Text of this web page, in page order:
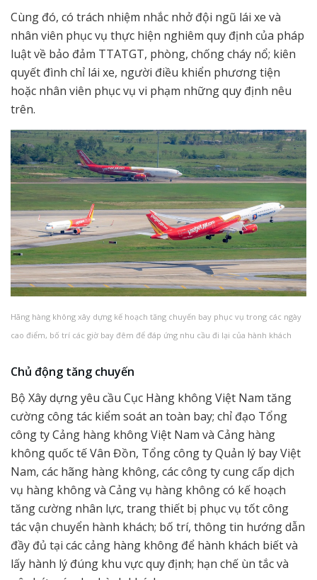
Cùng đó, có trách nhiệm nhắc nhở đội ngũ lái xe và
nhân viên phục vụ thực hiện nghiêm quy định của pháp
luật về bảo đảm TTATGT, phòng, chống cháy nổ; kiên
quyết đình chỉ lái xe, người điều khiển phương tiện
hoặc nhân viên phục vụ vi phạm những quy định nêu
trên.
Hãng hàng không xây dựng kế hoạch tăng chuyến bay phục vụ trong các ngày
cao điểm, bố trí các giờ bay đêm để đáp ứng nhu cầu đi lại của hành khách
Chủ động tăng chuyến
Bộ Xây dựng yêu cầu Cục Hàng không Việt Nam tăng
cường công tác kiểm soát an toàn bay; chỉ đạo Tổng
công ty Cảng hàng không Việt Nam và Cảng hàng
không quốc tế Vân Đồn, Tổng công ty Quản lý bay Việt
Nam, các hãng hàng không, các công ty cung cấp dịch
vụ hàng không và Cảng vụ hàng không có kế hoạch
tăng cường nhân lực, trang thiết bị phục vụ tốt công
tác vận chuyển hành khách; bố trí, thông tin hướng dẫn
đầy đủ tại các cảng hàng không để hành khách biết và
lấy hành lý đúng khu vực quy định; hạn chế ùn tắc và